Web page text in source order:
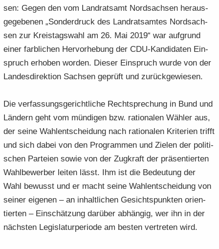
sen: Gegen den vom Land­rats­amt Nord­sach­sen her­aus­
ge­ge­be­nen „Son­der­druck des Land­rats­am­tes Nord­sach­
sen zur Kreis­tags­wahl am 26. Mai 2019“ war auf­grund
einer farb­li­chen Her­vor­he­bung der CDU-​Kandidaten Ein­
spruch er­ho­ben wor­den. Die­ser Ein­spruch wurde von der
Lan­des­di­rek­ti­on Sach­sen ge­prüft und zu­rück­ge­wie­sen.
Die ver­fas­sungs­ge­richt­li­che Recht­spre­chung in Bund und
Län­dern geht vom mün­di­gen bzw. ra­tio­na­len Wäh­ler aus,
der seine Wahl­ent­schei­dung nach ra­tio­na­len Kri­te­ri­en trifft
und sich dabei von den Pro­gram­men und Zie­len der po­li­ti­
schen Par­tei­en sowie von der Zug­kraft der prä­sen­tier­ten
Wahl­be­wer­ber lei­ten lässt. Ihm ist die Be­deu­tung der
Wahl be­wusst und er macht seine Wahl­ent­schei­dung von
sei­ner ei­ge­nen – an in­halt­li­chen Ge­sichts­punk­ten ori­en­
tier­ten – Ein­schät­zung dar­über ab­hän­gig, wer ihn in der
nächs­ten Le­gis­la­tur­pe­ri­ode am bes­ten ver­tre­ten wird.